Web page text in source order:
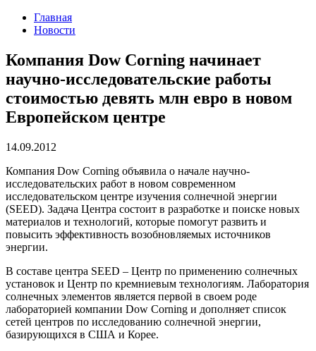
Главная
Новости
Компания Dow Corning начинает
научно-исследовательские работы
стоимостью девять млн евро в новом
Европейском центре
14.09.2012
Компания Dow Corning объявила о начале научно-
исследовательских работ в новом современном
исследовательском центре изучения солнечной энергии
(SEED). Задача Центра состоит в разработке и поиске новых
материалов и технологий, которые помогут развить и
повысить эффективность возобновляемых источников
энергии.
В составе центра SEED – Центр по применению солнечных
установок и Центр по кремниевым технологиям. Лаборатория
солнечных элементов является первой в своем роде
лабораторией компании Dow Corning и дополняет список
сетей центров по исследованию солнечной энергии,
базирующихся в США и Корее.